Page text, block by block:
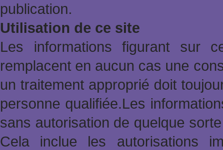
publication.
Utilisation de ce site
Les informations figurant sur
remplacent en aucun cas une
un traitement approprié doit
personne qualifiée.Les
sans autorisation de quelque
Cela inclue les autorisations